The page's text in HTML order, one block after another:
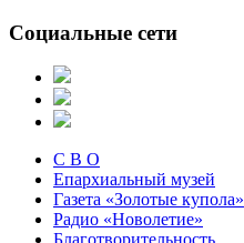
Социальные сети
С В О
Епархиальный музей
Газета «Золотые купола»
Радио «Новолетие»